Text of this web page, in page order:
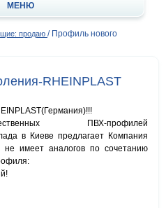
МЕНЮ
продаю / Профиль нового
RHEINPLAST
ПВХ-профилей
в Киеве предлагает Компания
не имеет аналогов по сочетанию